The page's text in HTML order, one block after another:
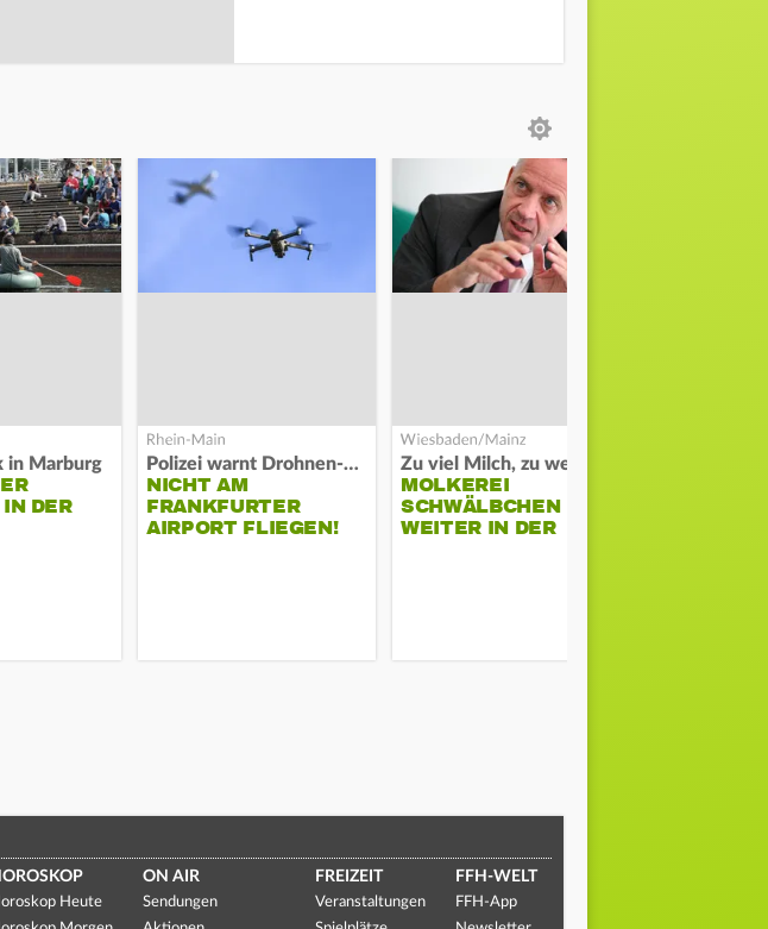
in Marburg
DER
Polizei warnt Drohnen-Besitzer
NICHT AM
FRANKFURTER
AIRPORT FLIEGEN!
MOLKEREI
SCHWÄLBCHEN
WEITER IN DER
Heute
ON AIR
Sendungen
FREIZEIT
Veranstaltungen
FFH-WELT
FFH-App